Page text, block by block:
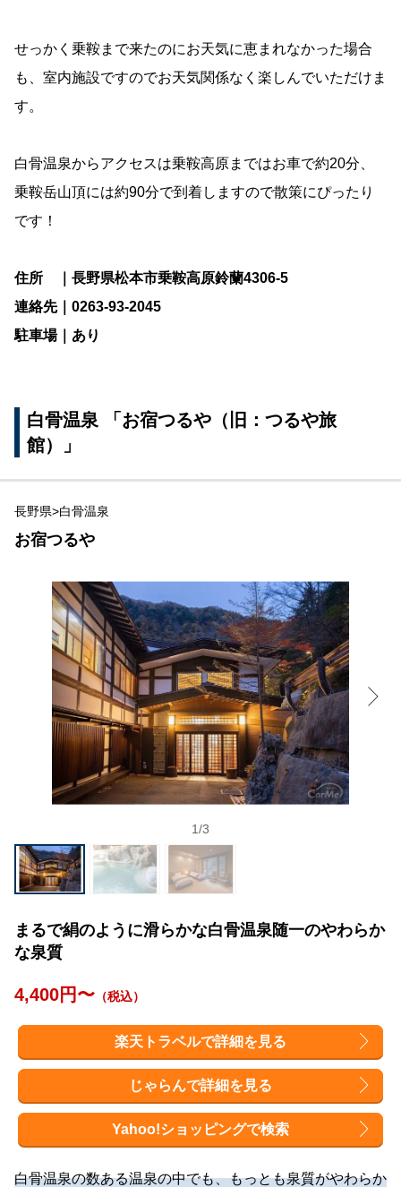
せっかく乗鞍まで来たのにお天気に恵まれなかった場合
も、室内施設ですのでお天気関係なく楽しんでいただけま
す。
白骨温泉からアクセスは乗鞍高原まではお車で約20分、
乗鞍岳山頂には約90分で到着しますので散策にぴったり
です！
住所 ｜長野県松本市乗鞍高原鈴蘭4306-5
連絡先｜0263-93-2045
駐車場｜あり
白骨温泉 「お宿つるや（旧：つるや旅
館）」
長野県>白骨温泉
お宿つるや
1/3
まるで絹のように滑らかな白骨温泉随一のやわらか
な泉質
4,400円〜 （税込）
楽天トラベルで詳細を見る
じゃらんで詳細を見る
Yahoo!ショッピングで検索
白骨温泉の数ある温泉の中でも、もっとも泉質がやわらか